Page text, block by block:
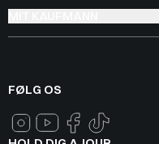
FØLG OS